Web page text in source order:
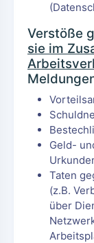
Verstöße
sie im
Geld-
Taten
(z.B.
über